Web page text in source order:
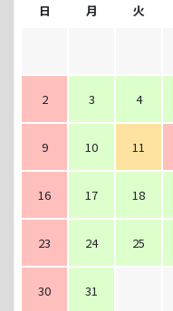
日 月 火
2 3 4
9 10 11
16 17 18
23 24 25
30 31